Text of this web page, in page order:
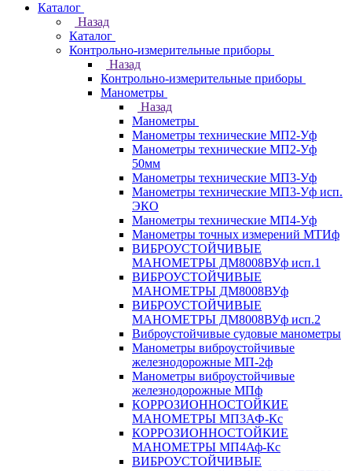
Каталог
Назад
Каталог
Контрольно-измерительные приборы
Назад
Контрольно-измерительные приборы
Манометры
Назад
Манометры
Манометры технические МП2-Уф
Манометры технические МП2-Уф
50мм
Манометры технические МП3-Уф
Манометры технические МП3-Уф исп.
ЭКО
Манометры технические МП4-Уф
Манометры точных измерений МТИф
ВИБРОУСТОЙЧИВЫЕ
МАНОМЕТРЫ ДМ8008ВУф исп.1
ВИБРОУСТОЙЧИВЫЕ
МАНОМЕТРЫ ДМ8008ВУф
ВИБРОУСТОЙЧИВЫЕ
МАНОМЕТРЫ ДМ8008ВУф исп.2
Виброустойчивые судовые манометры
Манометры виброустойчивые
железнодорожные МП-2ф
Манометры виброустойчивые
железнодорожные МПф
КОРРОЗИОННОСТОЙКИЕ
МАНОМЕТРЫ МП3АФ-Кс
КОРРОЗИОННОСТОЙКИЕ
МАНОМЕТРЫ МП4Аф-Кс
ВИБРОУСТОЙЧИВЫЕ